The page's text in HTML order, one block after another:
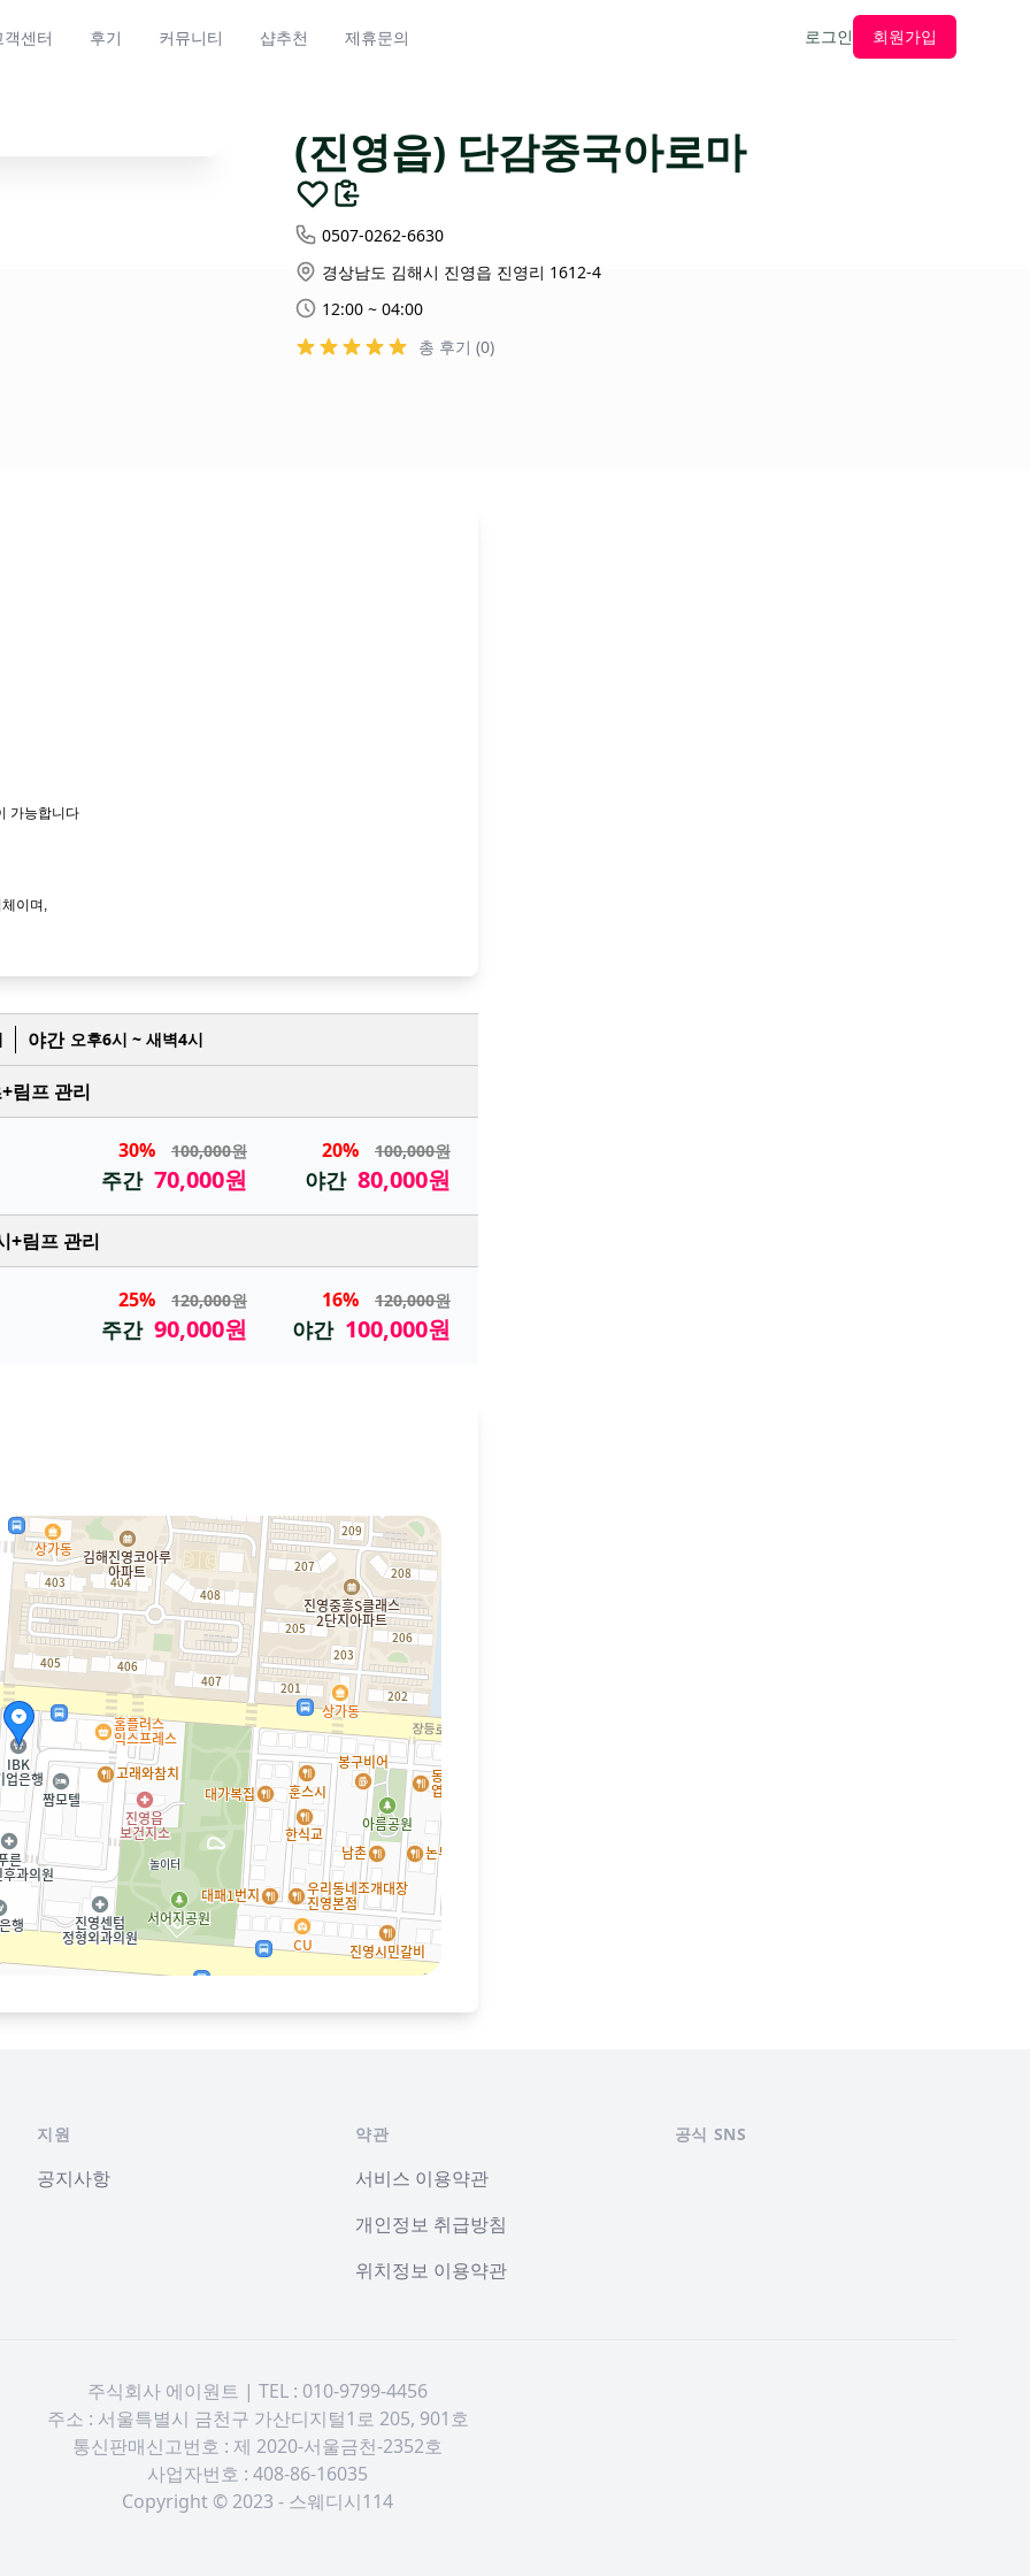
객센터 후기 커뮤니티 샵추천 제휴문의 로그인 회원가입
(진영읍) 단감중국아로마
0507-0262-6630
경상남도 김해시 진영읍 진영리 1612-4
12:00 ~ 04:00
총 후기 (0)
가능합니다
이며,
야간 오후6시 ~ 새벽4시
림프 관리
30% 100,000원
주간 70,000원
20% 100,000원
야간 80,000원
+림프 관리
25% 120,000원
주간 90,000원
16% 120,000원
야간 100,000원
지원
공지사항
약관
서비스 이용약관
개인정보 취급방침
위치정보 이용약관
공식 SNS
주식회사 에이원트 | TEL : 010-9799-4456
주소 : 서울특별시 금천구 가산디지털1로 205, 901호
통신판매신고번호 : 제 2020-서울금천-2352호
사업자번호 : 408-86-16035
Copyright © 2023 - 스웨디시114